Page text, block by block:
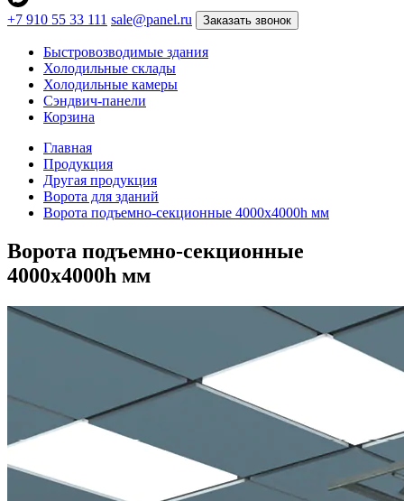
+7 910 55 33 111 sale@panel.ru Заказать звонок
Быстровозводимые здания
Холодильные склады
Холодильные камеры
Сэндвич-панели
Корзина
Главная
Продукция
Другая продукция
Ворота для зданий
Ворота подъемно-секционные 4000х4000h мм
Ворота подъемно-секционные
4000х4000h мм